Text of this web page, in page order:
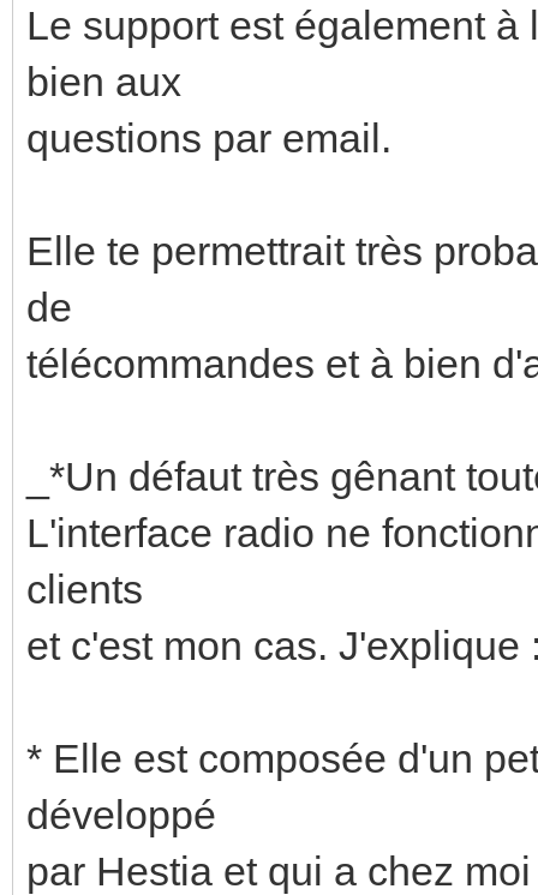
Le support est également
bien aux
questions par email.
Elle te permettrait très
de
télécommandes et à bien
_*Un défaut très gênant
L'interface radio ne
clients
et c'est mon cas. J'explique
* Elle est composée d'un
développé
par Hestia et qui a chez